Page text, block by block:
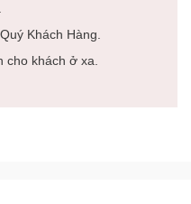
Khách Hàng.
cho khách ở xa.